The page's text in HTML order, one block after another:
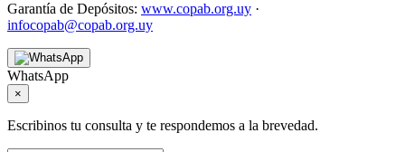
Garantía de Depósitos: www.copab.org.uy ·
infocopab@copab.org.uy
WhatsApp
×
Escribinos tu consulta y te respondemos a la brevedad.